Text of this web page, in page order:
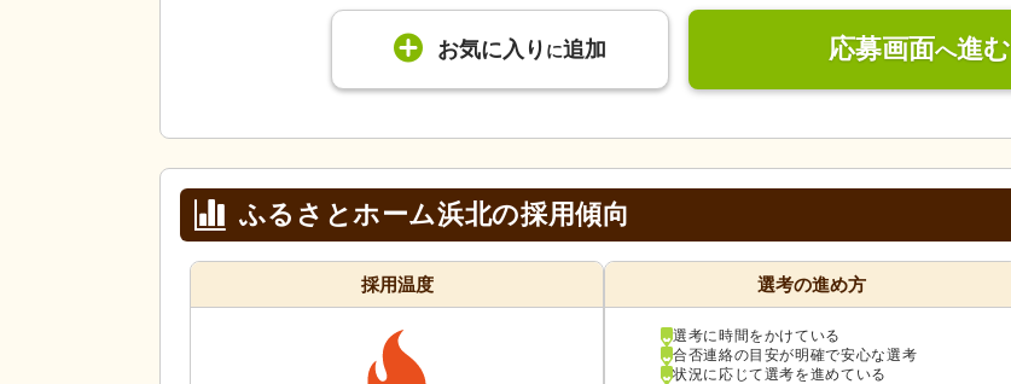
お気に入り に追加 応募画面へ進む
ふるさとホーム浜北の採用傾向
採用温度 選考の進め方
選考に時間をかけている
合否連絡の目安が明確で安心な選考
状況に応じて選考を進めている